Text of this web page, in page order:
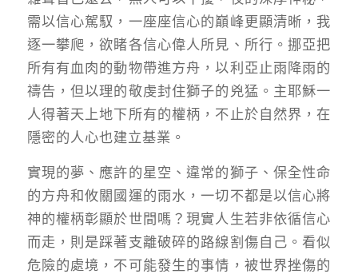
需以信心駕馭，一座座信心的巔峰更顯清晰，我
逐一攀爬，欲睹各信心偉人所見、所行。挪亞把
所有有血肉的動物帶進方舟，以利亞止雨降雨的
禱告，但以理的敬虔封住獅子的兇猛。主耶穌一
人得著天上地下所有的權柄，不止於自然界，在
隱密的人心也建立基業。
實現的夢、應許的星空、違常的獅子、保全性命
的方舟和攸關國運的雨水，一切不都是以信心將
神的權柄彰顯於世間嗎？現實人生若非依循信心
而走，則是踩著支離破碎的路線割傷自己。看似
危險的處境，不可能發生的事情，被世界挫傷的